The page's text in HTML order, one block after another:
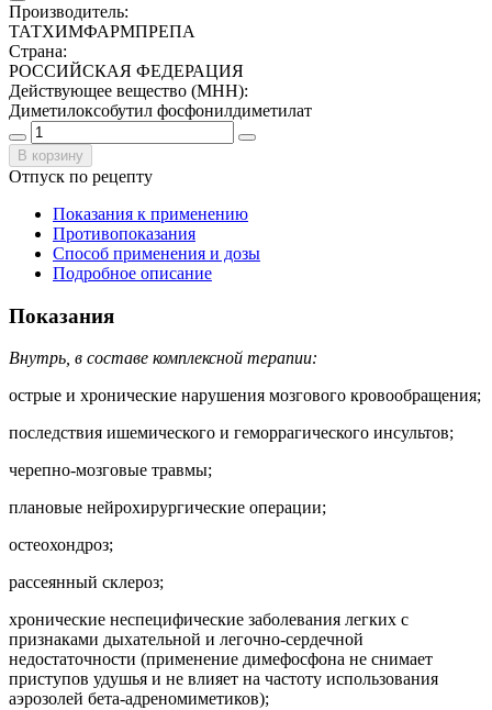
Производитель:
ТАТХИМФАРМПРЕПА
Страна:
РОССИЙСКАЯ ФЕДЕРАЦИЯ
Действующее вещество (МНН):
Диметилоксобутил фосфонилдиметилат
В корзину
Отпуск по рецепту
Показания к применению
Противопоказания
Способ применения и дозы
Подробное описание
Показания
Внутрь, в составе комплексной терапии:
острые и хронические нарушения мозгового кровообращения;
последствия ишемического и геморрагического инсультов;
черепно-мозговые травмы;
плановые нейрохирургические операции;
остеохондроз;
рассеянный склероз;
хронические неспецифические заболевания легких с
признаками дыхательной и легочно-сердечной
недостаточности (применение димефосфона не снимает
приступов удушья и не влияет на частоту использования
аэрозолей бета-адреномиметиков);